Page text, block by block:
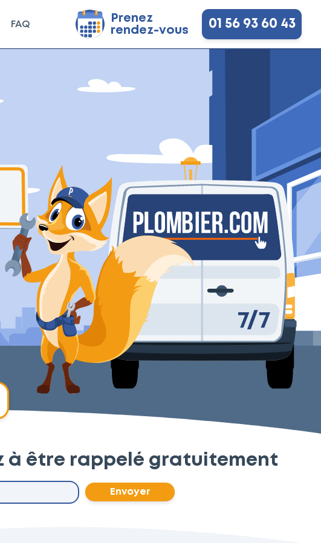
FAQ
Prenez
rendez-vous
01 56 93 60 43
à être rappelé gratuitement
Envoyer